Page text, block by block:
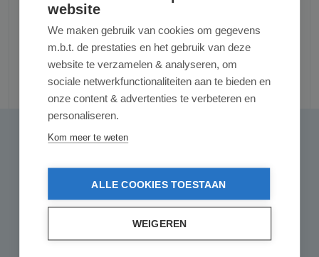
Reviews
0 van 0 reviews
Deel uw ervaringen met andere klanten.
Schrijf een review
website
We maken gebruik van cookies om gegevens
m.b.t. de prestaties en het gebruik van deze
website te verzamelen & analyseren, om
sociale netwerkfunctionaliteiten aan te bieden en
onze content & advertenties te verbeteren en
personaliseren.
Kom meer te weten
ALLE COOKIES TOESTAAN
WEIGEREN